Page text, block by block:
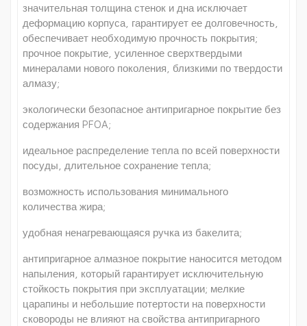
значительная толщина стенок и дна исключает
деформацию корпуса, гарантирует ее долговечность,
обеспечивает необходимую прочность покрытия;
прочное покрытие, усиленное сверхтвердыми
минералами нового поколения, близкими по твердости
алмазу;
экологически безопасное антипригарное покрытие без
содержания PFOA;
идеальное распределение тепла по всей поверхности
посуды, длительное сохранение тепла;
возможность использования минимального
количества жира;
удобная ненагревающаяся ручка из бакелита;
антипригарное алмазное покрытие наносится методом
напыления, который гарантирует исключительную
стойкость покрытия при эксплуатации; мелкие
царапины и небольшие потертости на поверхности
сковороды не влияют на свойства антипригарного